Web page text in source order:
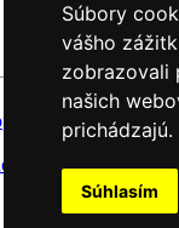
Súbory
vášho
zobrazovali
našich
prichádzajú.
Súhlasím
Fotobanka |
Vatikán|SSV|
Nastavenie Cookies